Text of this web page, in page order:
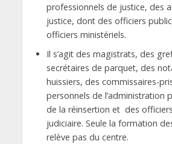
professionnels de justice, des
justice, dont des officiers
officiers ministériels.
Il s’agit des magistrats, des
secrétaires de parquet, des
huissiers, des commissaires-
personnels de l’administration
de la réinsertion et des
judiciaire. Seule la formation
relève pas du centre.